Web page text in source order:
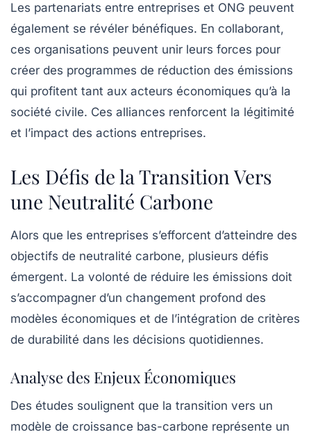
Les partenariats entre entreprises et ONG peuvent
également se révéler bénéfiques. En collaborant,
ces organisations peuvent unir leurs forces pour
créer des programmes de réduction des émissions
qui profitent tant aux acteurs économiques qu’à la
société civile. Ces alliances renforcent la légitimité
et l’impact des actions entreprises.
Les Défis de la Transition Vers
une Neutralité Carbone
Alors que les entreprises s’efforcent d’atteindre des
objectifs de neutralité carbone, plusieurs défis
émergent. La volonté de réduire les émissions doit
s’accompagner d’un changement profond des
modèles économiques et de l’intégration de critères
de durabilité dans les décisions quotidiennes.
Analyse des Enjeux Économiques
Des études soulignent que la transition vers un
modèle de croissance bas-carbone représente un